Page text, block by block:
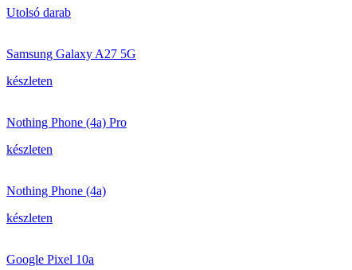
Utolsó darab
Samsung Galaxy A27 5G
készleten
Nothing Phone (4a) Pro
készleten
Nothing Phone (4a)
készleten
Google Pixel 10a